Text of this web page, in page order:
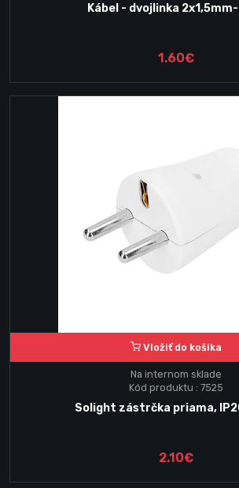
Kábel - dvojlinka
1.60€
Vložiť do košika
Na internom sklade
Kód produktu : 7525
Solight zástrčka priama,
2.10€